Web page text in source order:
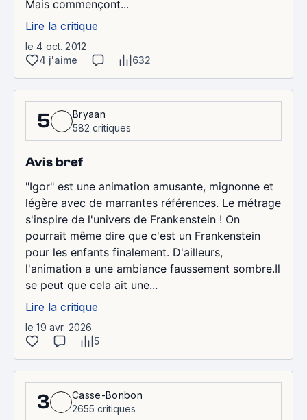
Mais commençont...
Lire la critique
le 4 oct. 2012
4 j'aime
632
5
Bryaan
582 critiques
Avis bref
"Igor" est une animation amusante, mignonne et
légère avec de marrantes références. Le métrage
s'inspire de l'univers de Frankenstein ! On
pourrait même dire que c'est un Frankenstein
pour les enfants finalement. D'ailleurs,
l'animation a une ambiance faussement sombre.Il
se peut que cela ait une...
Lire la critique
le 19 avr. 2026
5
3
Casse-Bonbon
2655 critiques